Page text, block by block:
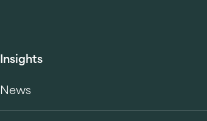
Insights
News